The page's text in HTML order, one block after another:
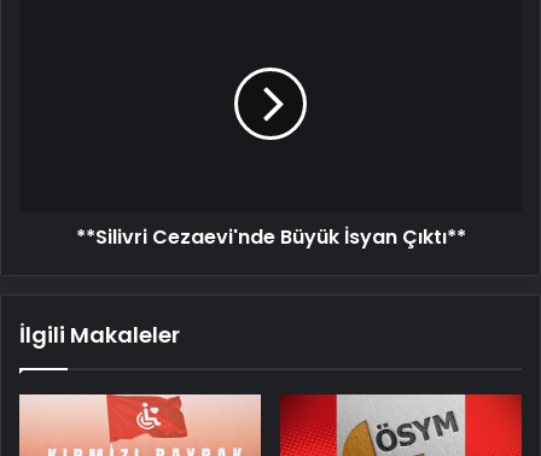
**Silivri Cezaevi'nde Büyük İsyan Çıktı**
İlgili Makaleler